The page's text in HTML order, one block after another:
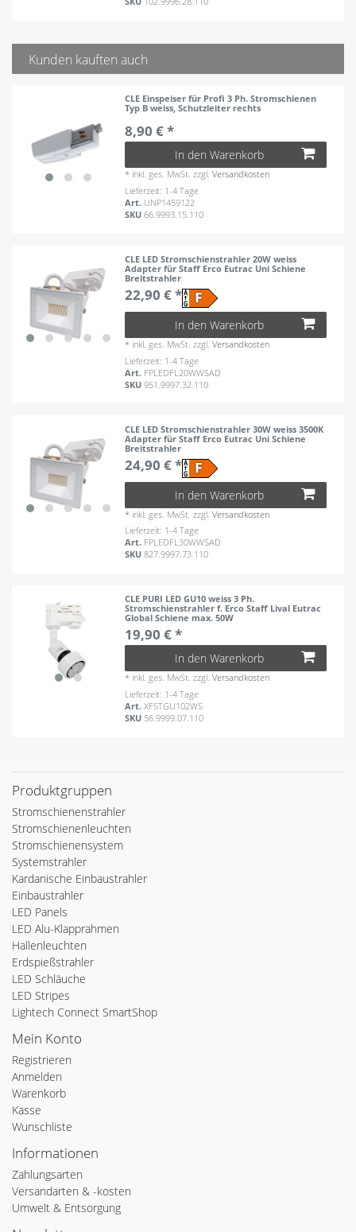
Kunden kauften auch
CLE Einspeiser für Profi 3 Ph. Stromschienen
Typ B weiss, Schutzleiter rechts
8,90 € *
In den Warenkorb
* inkl. ges. MwSt. zzgl.Versandkosten
Lieferzeit: 1-4 Tage
Art. UNP1459122
SKU66.9993.15.110
CLE LED Stromschienstrahler 20W weiss
Adapter für Staff Erco Eutrac Uni Schiene
Breitstrahler
22,90 € *
In den Warenkorb
* inkl. ges. MwSt. zzgl.Versandkosten
Lieferzeit: 1-4 Tage
Art. FPLEDFL20WWSAD
SKU951.9997.32.110
CLE LED Stromschienstrahler 30W weiss 3500K
Adapter für Staff Erco Eutrac Uni Schiene
Breitstrahler
24,90 € *
In den Warenkorb
* inkl. ges. MwSt. zzgl.Versandkosten
Lieferzeit: 1-4 Tage
Art. FPLEDFL30WWSAD
SKU827.9997.73.110
CLE PURI LED GU10 weiss 3 Ph.
Stromschienstrahler f. Erco Staff Lival Eutrac
Global Schiene max. 50W
19,90 € *
In den Warenkorb
* inkl. ges. MwSt. zzgl.Versandkosten
Lieferzeit: 1-4 Tage
Art.XFSTGU102WS
SKU 56.9999.07.110
Produktgruppen
Stromschienenstrahler
Stromschienenleuchten
Stromschienensystem
Systemstrahler
Kardanische Einbaustrahler
Einbaustrahler
LED Panels
LED Alu-Klapprahmen
Hallenleuchten
Erdspießstrahler
LED Schläuche
LED Stripes
Lightech Connect SmartShop
Mein Konto
Registrieren
Anmelden
Warenkorb
Kasse
Wunschliste
Informationen
Zahlungsarten
Versandarten & -kosten
Umwelt & Entsorgung